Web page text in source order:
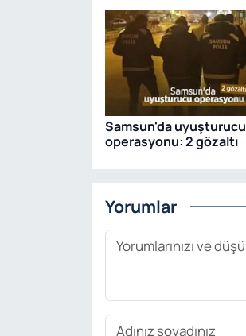
Samsun'da uyuşturucu
operasyonu: 2 gözaltı
Yorumlar